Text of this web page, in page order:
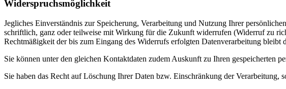
Widerspruchsmöglichkeit
Jegliches Einverständnis zur Speicherung, Verarbeitung und Nutzung Ihrer
schriftlich, ganz oder teilweise mit Wirkung für die Zukunft widerrufen (Widerruf zu
Rechtmäßigkeit der bis zum Eingang des Widerrufs erfolgten Datenverarbeitung bleibt
Sie können unter den gleichen Kontaktdaten zudem Auskunft zu Ihren gespeicherten
Sie haben das Recht auf Löschung Ihrer Daten bzw. Einschränkung der